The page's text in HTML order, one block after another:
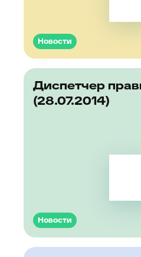
Новости
Диспетчер
(28.07.2014)
Новости